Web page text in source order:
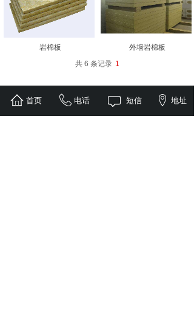
岩棉板
外墙岩棉板
共 6 条记录 1
首页 电话 短信 地址